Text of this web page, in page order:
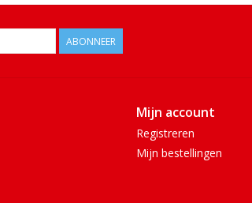
ABONNEER
Mijn account
Registreren
Mijn bestellingen